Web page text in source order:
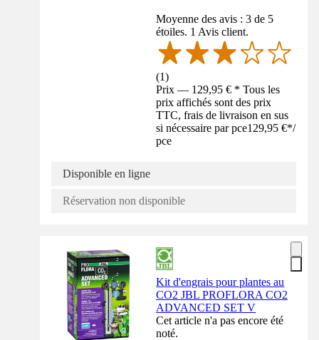
Moyenne des avis : 3 de 5
étoiles. 1 Avis client.
(1)
Prix — 129,95 € * Tous les
prix affichés sont des prix
TTC, frais de livraison en sus
si nécessaire par pce129,95 €*/
pce
Disponible en ligne
Réservation non disponible
Kit d'engrais pour plantes au
CO2 JBL PROFLORA CO2
ADVANCED SET V
Cet article n'a pas encore été
noté.